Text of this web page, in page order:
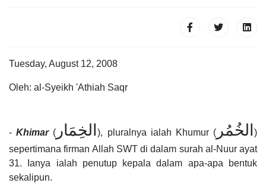
Tuesday, August 12, 2008
Oleh: al-Syeikh 'Athiah Saqr
-Khimar( الخِمَار), pluralnya ialah Khumur ( الخُمُر)
sepertimana firman Allah SWT di dalam surah al-Nuur ayat
31. Ianya ialah penutup kepala dalam apa-apa bentuk
sekalipun.